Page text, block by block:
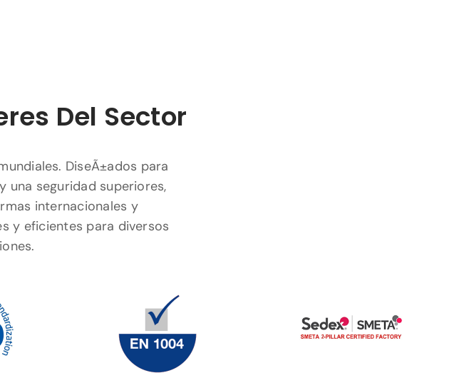
Del Sector
DiseÃ±ados para
una seguridad superiores,
internacionales y
y eficientes para diversos